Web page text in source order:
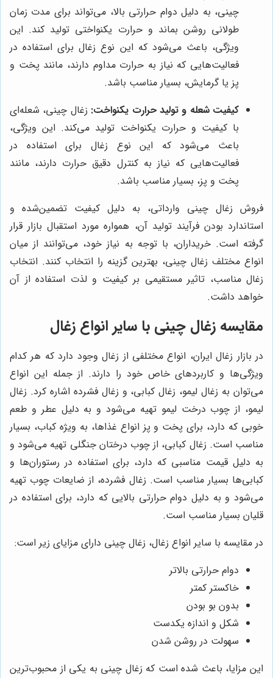
چینی، به دلیل دوام حرارتی بالا، می‌تواند برای مدت زمان
طولانی روشن بماند و حرارت یکنواختی تولید کند. این
ویژگی، باعث می‌شود که این نوع زغال برای استفاده در
فعالیت‌هایی که نیاز به حرارت مداوم دارند، مانند پخت و
پز یا گرمایش، بسیار مناسب باشد.
کیفیت شعله و تولید حرارت یکنواخت: زغال چینی، شعله‌ای
با کیفیت و حرارت یکنواخت تولید می‌کند. این ویژگی،
باعث می‌شود که این نوع زغال برای استفاده در
فعالیت‌هایی که نیاز به کنترل دقیق حرارت دارند، مانند
پخت و پز، بسیار مناسب باشد.
فروش زغال چینی وارداتی، به دلیل کیفیت تضمین‌شده و
استاندارد بودن فرآیند تولید آن، همواره مورد استقبال بازار قرار
گرفته است. خریداران، با توجه به نیاز خود، می‌توانند از میان
انواع مختلف زغال چینی، بهترین گزینه را انتخاب کنند. انتخاب
زغال مناسب، تاثیر مستقیمی بر کیفیت و لذت استفاده از آن
خواهد داشت.
مقایسه زغال چینی با سایر انواع زغال
در بازار زغال ایران، انواع مختلفی از زغال وجود دارد که هر کدام
ویژگی‌ها و کاربردهای خاص خود را دارند. از جمله این انواع
می‌توان به زغال لیمو، زغال کبابی، و زغال فشرده اشاره کرد. زغال
لیمو، از چوب درخت لیمو تهیه می‌شود و به دلیل عطر و طعم
خوبی که دارد، برای پخت و پز انواع غذاها، به ویژه کباب، بسیار
مناسب است. زغال کبابی، از چوب درختان جنگلی تهیه می‌شود و
به دلیل قیمت مناسبی که دارد، برای استفاده در رستوران‌ها و
کبابی‌ها بسیار مناسب است. زغال فشرده، از ضایعات چوب تهیه
می‌شود و به دلیل دوام حرارتی بالایی که دارد، برای استفاده در
قلیان بسیار مناسب است.
در مقایسه با سایر انواع زغال، زغال چینی دارای مزایای زیر است:
دوام حرارتی بالاتر
خاکستر کمتر
بدون بو بودن
شکل و اندازه یکدست
سهولت در روشن شدن
این مزایا، باعث شده است که زغال چینی به یکی از محبوب‌ترین